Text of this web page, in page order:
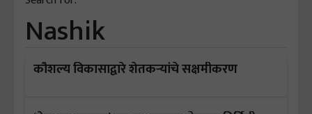
Nashik
कौशल्य विकासाद्वारे शेतकऱ्यांचे सक्षमीकरण